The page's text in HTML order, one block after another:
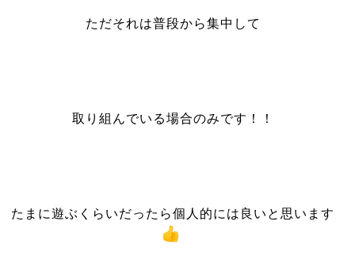
ただそれは普段から集中して
取り組んでいる場合のみです！！
たまに遊ぶくらいだったら個人的には良いと思います